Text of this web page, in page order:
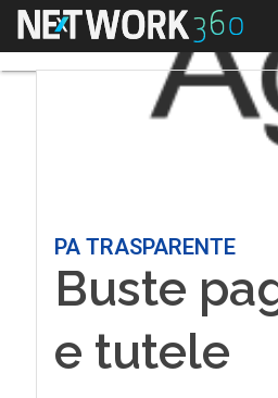
Menu
PA TRASPARENTE
Buste
e tutele